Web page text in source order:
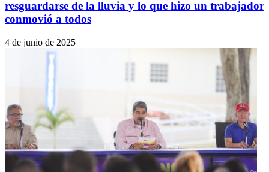
resguardarse de la lluvia y lo que hizo un trabajador
conmovió a todos
4 de junio de 2025